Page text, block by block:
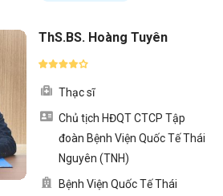
ThS.BS. Hoàng Tuyên
Thạc sĩ
Chủ tịch HĐQT CTCP Tập
đoàn Bệnh Viện Quốc Tế Thái
Nguyên (TNH)
Bệnh Viện Quốc Tế Thái